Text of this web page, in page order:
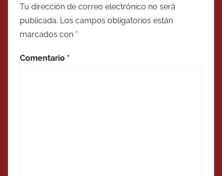
Tu dirección de correo electrónico no será
publicada. Los campos obligatorios están
marcados con *
Comentario *